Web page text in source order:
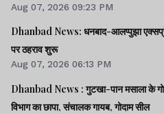
Aug 07, 2026 09:23 PM
Dhanbad News: धनबाद-आलप्पुझा
पर ठहराव शुरू
Aug 07, 2026 06:13 PM
Dhanbad News : गुटखा-पान मसाला के
विभाग का छापा, संचालक गायब, गोदाम सील